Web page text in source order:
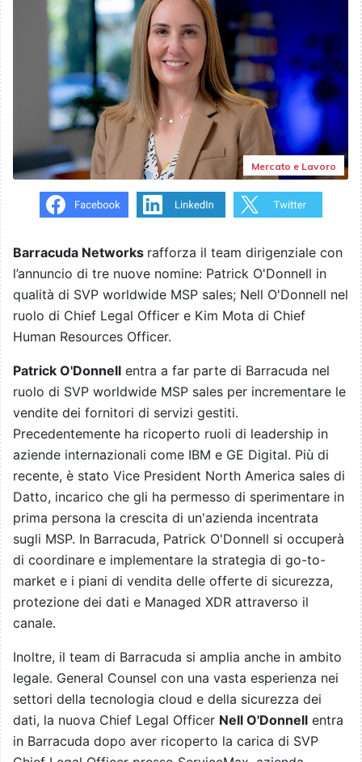
Mercato e Lavoro
Barracuda Networks rafforza il team dirigenziale con
l’annuncio di tre nuove nomine: Patrick O'Donnell in
qualità di SVP worldwide MSP sales; Nell O'Donnell nel
ruolo di Chief Legal Officer e Kim Mota di Chief
Human Resources Officer.
Patrick O'Donnell entra a far parte di Barracuda nel
ruolo di SVP worldwide MSP sales per incrementare le
vendite dei fornitori di servizi gestiti.
Precedentemente ha ricoperto ruoli di leadership in
aziende internazionali come IBM e GE Digital. Più di
recente, è stato Vice President North America sales di
Datto, incarico che gli ha permesso di sperimentare in
prima persona la crescita di un'azienda incentrata
sugli MSP. In Barracuda, Patrick O'Donnell si occuperà
di coordinare e implementare la strategia di go-to-
market e i piani di vendita delle offerte di sicurezza,
protezione dei dati e Managed XDR attraverso il
canale.
Inoltre, il team di Barracuda si amplia anche in ambito
legale. General Counsel con una vasta esperienza nei
settori della tecnologia cloud e della sicurezza dei
dati, la nuova Chief Legal Officer Nell O'Donnell entra
in Barracuda dopo aver ricoperto la carica di SVP